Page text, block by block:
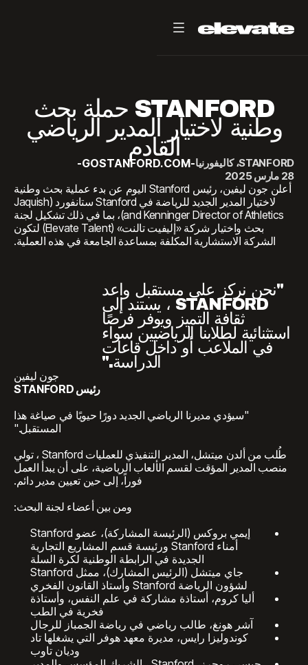
STANFORD حملة بحث
وطنية لاختيار المدير الرياضي
القادم
STANFORD، كاليفورنيا -
GOSTANFORD.COM
-
28 مارس 2025
أعلن جون ليفين، رئيس Stanford اليوم عن بدء عملية بحث وطنية
لاختيار المدير الجديد للرياضة في Stanford ستانفورد (Jaquish
and Kenninger Director of Athletics)، بما في ذلك تشكيل لجنة
بحث واختيار شركة «إليفيت تالنت» (Elevate Talent) لتكون
الشركة الاستشارية المكلفة بمساعدة الجامعة في هذه العملية.
"نحن نركز على مستقبل واعد
STANFORD ، يستند إلى
ثقافة التميز ويوفر فرصًا
استثنائية لطلابنا الرياضيين سواء
في الملاعب أو داخل قاعات
الدراسة."
جون ليفين
رئيس STANFORD
"سيؤدي مديرنا الرياضي الجديد دورًا حيويًا في صياغة هذا
المستقبل."
طُلب من ألدن ميتشل، المدير التنفيذي للعمليات Stanford ، تولي
منصب المدير المؤقت لقسم الألعاب الرياضية، على أن يبدأ العمل
فوراً، إلى حين تعيين مدير دائم.
ومن بين أعضاء لجنة البحث:
إيمي بروكس (الرئيسة المشاركة)، عضو Stanford
أمناء Stanford ورئيسة قسم المشاريع التجارية
الجديدة في الرابطة الوطنية لكرة السلة
جاي ميتشل (الرئيس المشارك)، ممثل Stanford
لشؤون الرياضة Stanford وأستاذ القانون الفخري
أليا كروم، أستاذة مشاركة في علم النفس، وأستاذة
فخرية في الطب
آشر هونغ، طالب رياضي في رياضة الجمباز للرجال
كوندوليزا رايس، مديرة معهد هوفر التي يشغلها تاد
وديان تاوب